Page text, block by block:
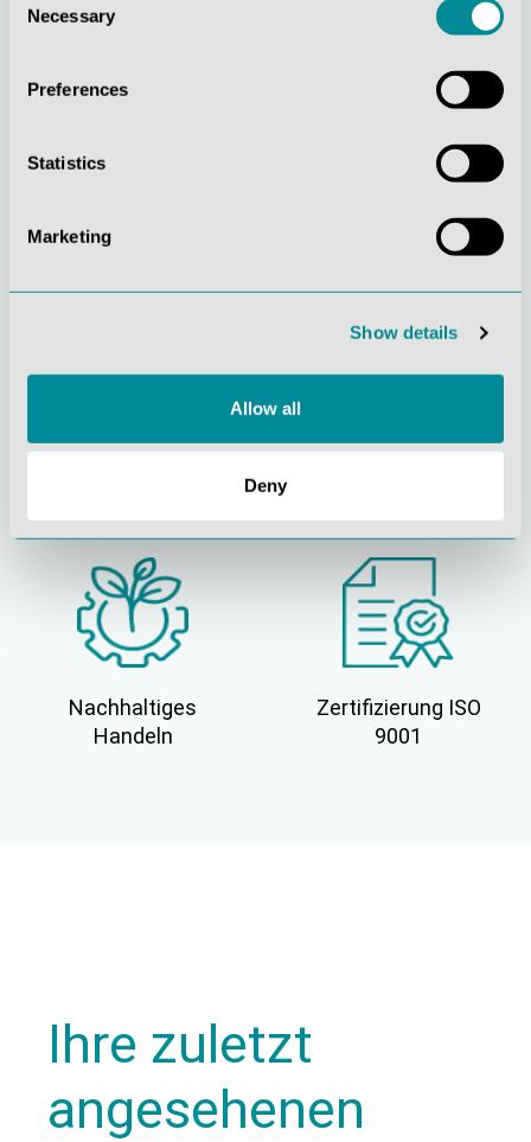
Selection
Necessary
Preferences
Statistics
Marketing
Show details
Allow all
Deny
Stetige
Verantwortung
Nachhaltiges
Handeln
Zertifizierung ISO
9001
Ihre zuletzt
angesehenen